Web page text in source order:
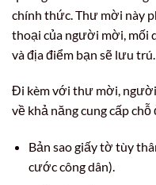
chính thức. Thư mời này
thoại của người mời, mối
và địa điểm bạn sẽ lưu trú.
Đi kèm với thư mời, người
về khả năng cung cấp
Bản sao giấy tờ tùy
cước công dân).